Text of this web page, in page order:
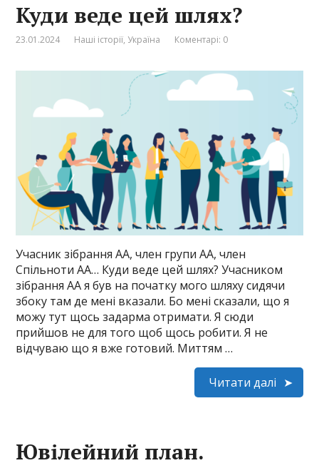
Куди веде цей шлях?
23.01.2024 Наші історії, Україна Коментарі: 0
Учасник зібрання АА, член групи АА, член
Спільноти АА… Куди веде цей шлях? Учасником
зібрання АА я був на початку мого шляху сидячи
збоку там де мені вказали. Бо мені сказали, що я
можу тут щось задарма отримати. Я сюди
прийшов не для того щоб щось робити. Я не
відчуваю що я вже готовий. Миттям …
Читати далі
Ювілейний план.